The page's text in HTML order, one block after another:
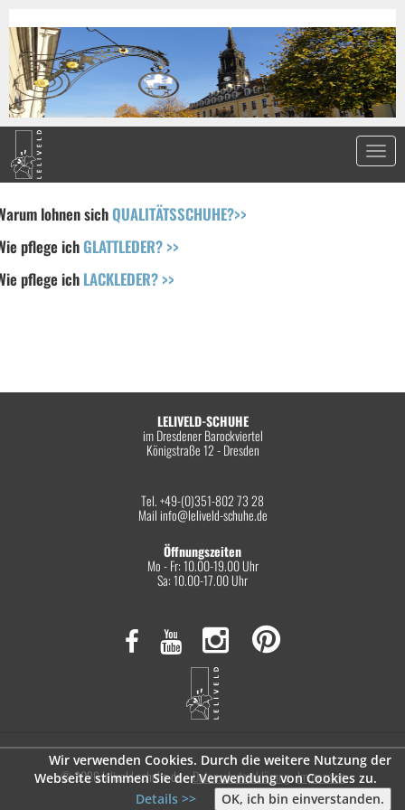
lohnen sichQUALITÄTSSCHUHE?>>
pflege ichGLATTLEDER? >>
pflege ich LACKLEDER? >>
Wir verwenden Cookies. Durch die weitere Nutzung der
Webseite stimmen Sie der Verwendung von Cookies zu.
Details >>
OK, ich bin einverstanden.
LELIVELD-SCHUHE
im Dresdener Barockviertel
Königstraße 12 - Dresden
Tel. +49-(0)351-802 73 28
Mail info@leliveld-schuhe.de
Öffnungszeiten
Mo - Fr: 10.00-19.00 Uhr
Sa: 10.00-17.00 Uhr
© 2026 leliveld-schuhe.de Datenschutzerklärung Impressum